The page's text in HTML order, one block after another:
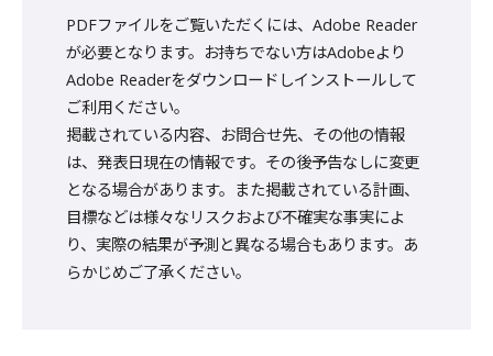
PDFファイルをご覧いただくには、Adobe Reader
が必要となります。お持ちでない方はAdobeより
Adobe Readerをダウンロードしインストールして
ご利用ください。
掲載されている内容、お問合せ先、その他の情報
は、発表日現在の情報です。その後予告なしに変更
となる場合があります。また掲載されている計画、
目標などは様々なリスクおよび不確実な事実によ
り、実際の結果が予測と異なる場合もあります。あ
らかじめご了承ください。